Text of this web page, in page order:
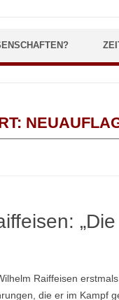
Raiffeisen
die er im Kampf